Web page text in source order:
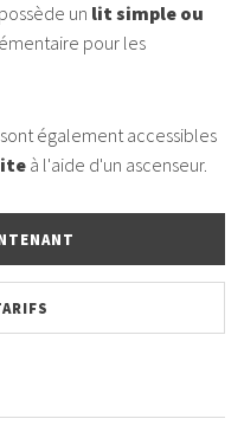
un lit simple ou
pour les
également accessibles
à l'aide d'un ascenseur.